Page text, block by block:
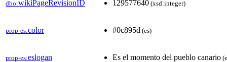
dbo:wikiPageRevisionID 129577640 (xsd:integer)
prop-es:color #0c895d (es)
prop-es:eslogan Es el momento del pueblo canario